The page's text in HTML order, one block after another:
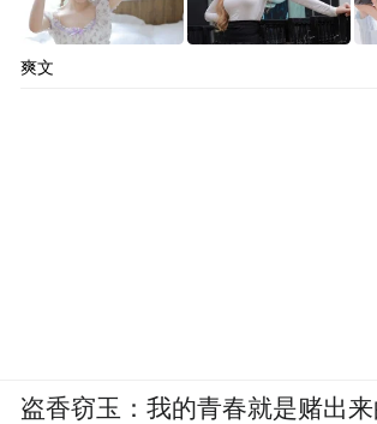
爽文
盗香窃玉：我的青春就是赌出